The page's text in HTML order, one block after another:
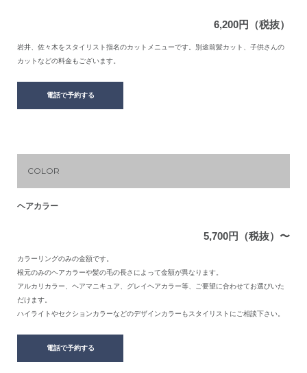
6,200円（税抜）
岩井、佐々木をスタイリスト指名のカットメニューです。別途前髪カット、子供さんの
カットなどの料金もございます。
電話で予約する
COLOR
ヘアカラー
5,700円（税抜）〜
カラーリングのみの金額です。
根元のみのヘアカラーや髪の毛の長さによって金額が異なります。
アルカリカラー、ヘアマニキュア、グレイヘアカラー等、ご要望に合わせてお選びいた
だけます。
ハイライトやセクションカラーなどのデザインカラーもスタイリストにご相談下さい。
電話で予約する